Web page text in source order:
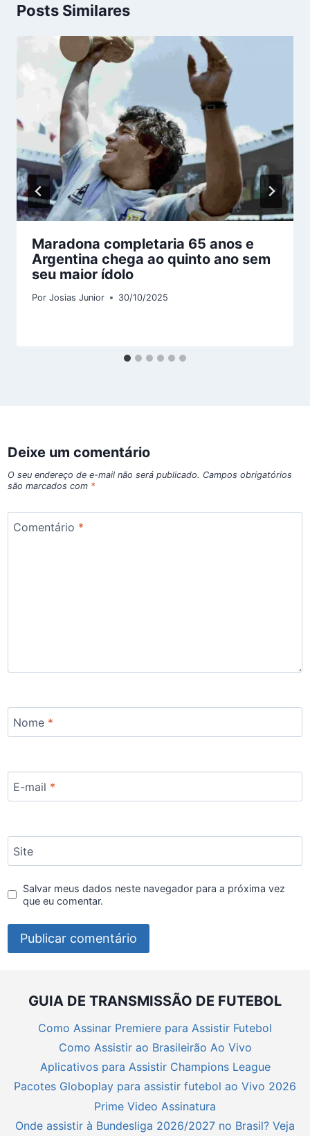
Posts Similares
Maradona completaria 65 anos e
Argentina chega ao quinto ano sem
seu maior ídolo
Por Josias Junior 30/10/2025
Deixe um comentário
O seu endereço de e-mail não será publicado. Campos obrigatórios
são marcados com *
Comentário *
Nome *
E-mail *
Site
Salvar meus dados neste navegador para a próxima vez
que eu comentar.
GUIA DE TRANSMISSÃO DE FUTEBOL
Como Assinar Premiere para Assistir Futebol
Como Assistir ao Brasileirão Ao Vivo
Aplicativos para Assistir Champions League
Pacotes Globoplay para assistir futebol ao Vivo 2026
Prime Video Assinatura
Onde assistir à Bundesliga 2026/2027 no Brasil? Veja